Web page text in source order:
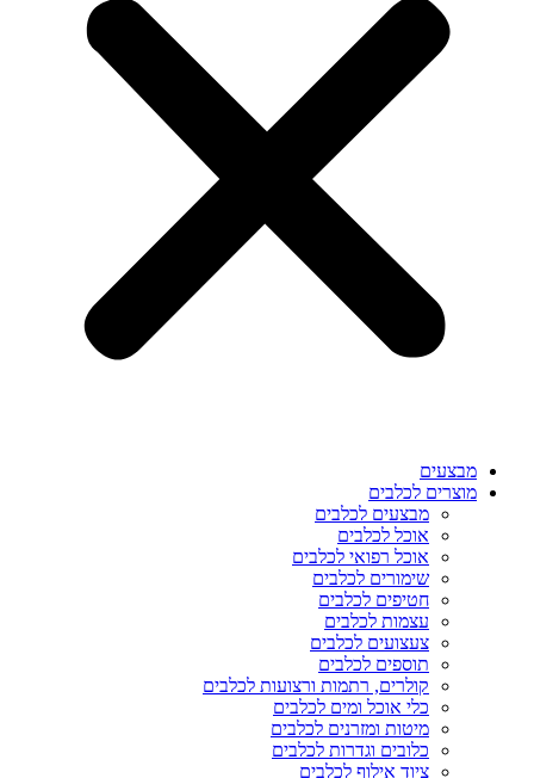
מבצעים
מוצרים לכלבים
מבצעים לכלבים
אוכל לכלבים
אוכל רפואי לכלבים
שימורים לכלבים
חטיפים לכלבים
עצמות לכלבים
צעצועים לכלבים
תוספים לכלבים
קולרים, רתמות ורצועות לכלבים
כלי אוכל ומים לכלבים
מיטות ומזרנים לכלבים
כלובים וגדרות לכלבים
ציוד אילוף לכלבים